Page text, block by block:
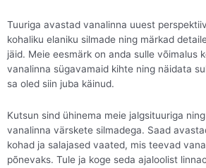
Tuuriga avastad vanalinna uuest
kohaliku elaniku silmade ning märkad
jäid. Meie eesmärk on anda sulle võimalus
vanalinna sügavamaid kihte ning näidata
sa oled siin juba käinud.
Kutsun sind ühinema meie jalgsituuriga
vanalinna värskete silmadega. Saad
kohad ja salajased vaated, mis teevad
põnevaks. Tule ja koge seda ajaloolist